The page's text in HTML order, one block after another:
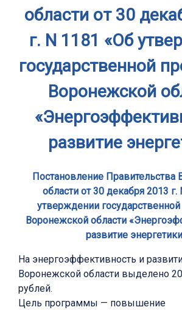
области от 30
г. N 1181 «Об
государственной
Воронежской
развитие
Постановление Правительства
области от 30 декабря 2013 г.
утверждении
Воронежской области
развитие
На энергоэффективность и
Воронежской области выделено
рублей.
Цель программы — повышение